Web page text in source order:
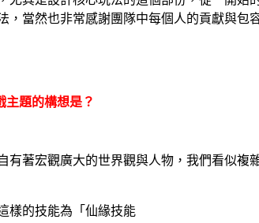
當然也非常感謝團隊中每個人的貢獻與包
主題的構想是？
著宏觀廣大的世界觀與人物，我們看似
樣的技能為「仙緣技能